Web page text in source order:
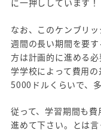
に一押ししています！
なお、このケンブリ
週間の長い期間を要
方は計画的に進める
学学校によって費用
5000ドルくらいで、
従って、学習期間も
進めて下さい。とは